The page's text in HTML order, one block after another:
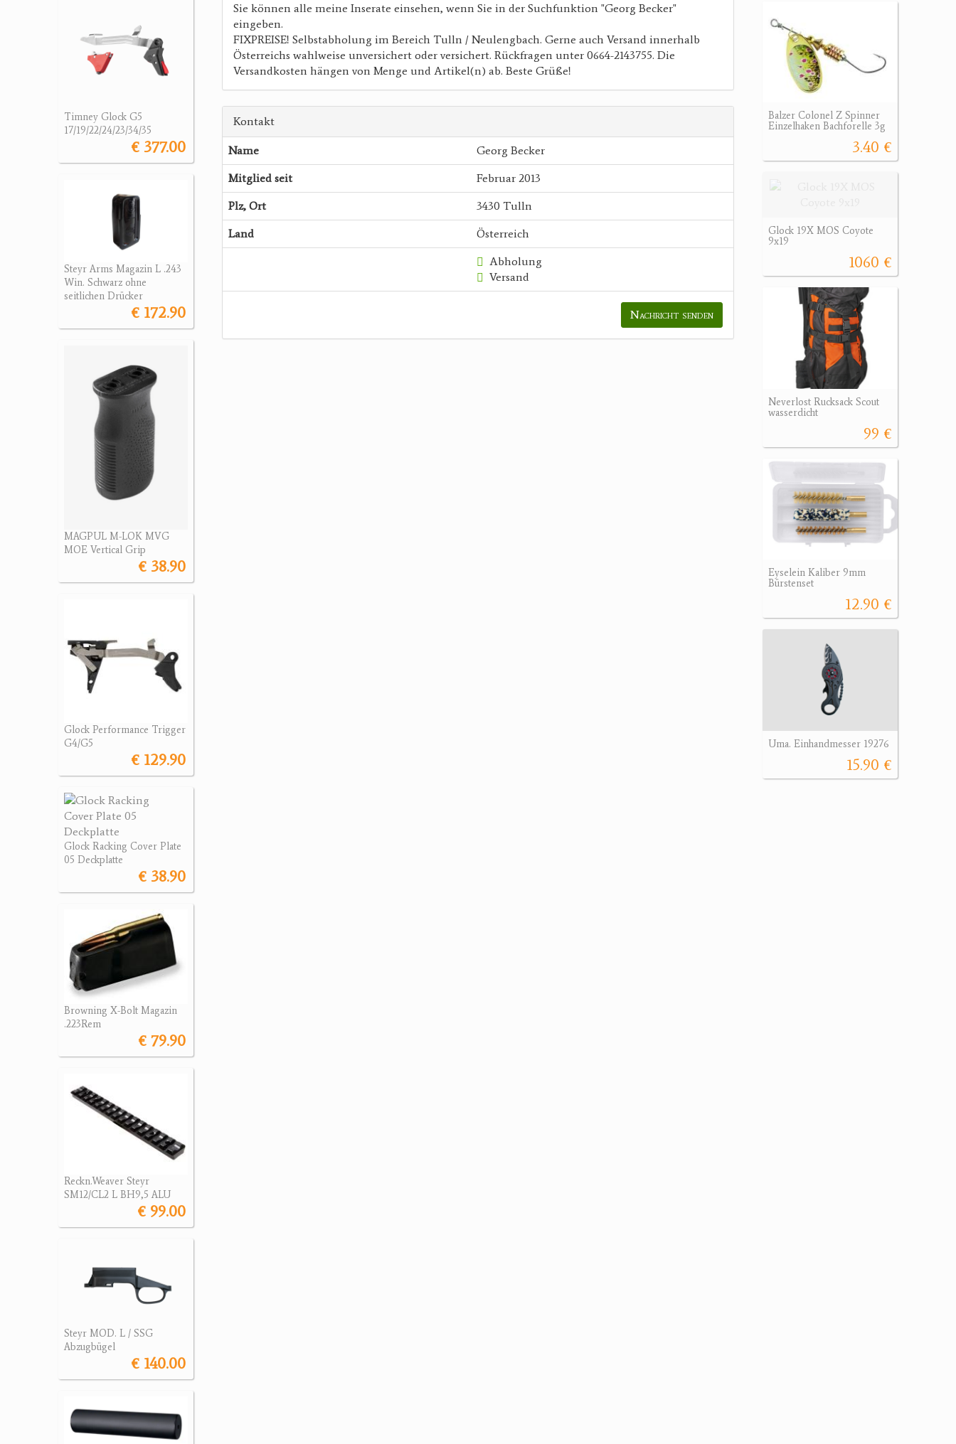
Timney Glock G5
17/19/22/24/23/34/35
€ 377.00
Steyr Arms Magazin L .243
Win. Schwarz ohne
seitlichen Drücker
€ 172.90
MAGPUL M-LOK MVG
MOE Vertical Grip
€ 38.90
Glock Performance Trigger
G4/G5
€ 129.90
Glock Racking Cover Plate
05 Deckplatte
€ 38.90
Browning X-Bolt Magazin
.223Rem
€ 79.90
Reckn.Weaver Steyr
SM12/CL2 L BH9,5 ALU
€ 99.00
Steyr MOD. L / SSG
Abzugbügel
€ 140.00
Sie können alle meine Inserate einsehen, wenn Sie in der Suchfunktion "Georg Becker"
eingeben.
FIXPREISE! Selbstabholung im Bereich Tulln / Neulengbach. Gerne auch Versand innerhalb
Österreichs wahlweise unversichert oder versichert. Rückfragen unter 0664-2143755. Die
Versandkosten hängen von Menge und Artikel(n) ab. Beste Grüße!
Kontakt
Name Georg Becker
Mitglied seit Februar 2013
Plz, Ort 3430 Tulln
Land Österreich
Abholung
Versand
Nachricht senden
Balzer Colonel Z Spinner
Einzelhaken Bachforelle 3g
3.40 €
Glock 19X MOS Coyote
9x19
1060 €
Neverlost Rucksack Scout
wasserdicht
99 €
Eyselein Kaliber 9mm
Bürstenset
12.90 €
Uma. Einhandmesser 19276
15.90 €